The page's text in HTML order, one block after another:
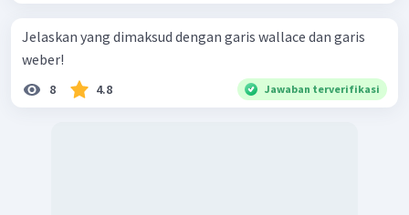
Jelaskan yang dimaksud dengan garis wallace dan garis
weber!
8 4.8 Jawaban terverifikasi